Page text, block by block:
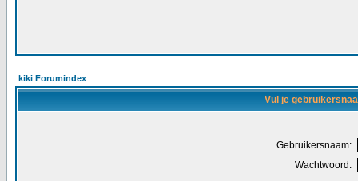
kiki Forumindex
Vul je
Gebruikersnaam:
Wachtwoord: